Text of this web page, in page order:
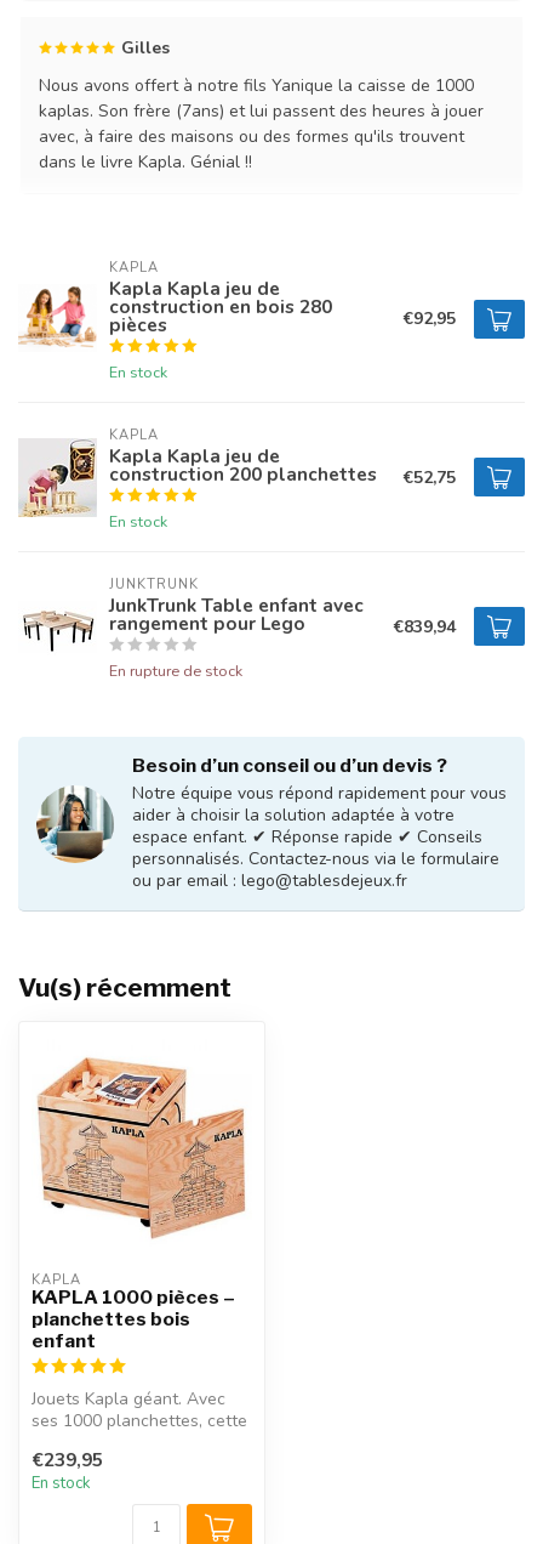
Gilles
Nous avons offert à notre fils Yanique la caisse de 1000
kaplas. Son frère (7ans) et lui passent des heures à jouer
avec, à faire des maisons ou des formes qu'ils trouvent
dans le livre Kapla. Génial !!
KAPLA
Kapla Kapla jeu de
construction en bois 280
pièces
En stock
€92,95
KAPLA
Kapla Kapla jeu de
construction 200 planchettes
En stock
€52,75
JUNKTRUNK
JunkTrunk Table enfant avec
rangement pour Lego
En rupture de stock
€839,94
Besoin d’un conseil ou d’un devis ?
Notre équipe vous répond rapidement pour vous
aider à choisir la solution adaptée à votre
espace enfant. ✔ Réponse rapide ✔ Conseils
personnalisés. Contactez-nous via le formulaire
ou par email : lego@tablesdejeux.fr
Vu(s) récemment
KAPLA
KAPLA 1000 pièces –
planchettes bois
enfant
Jouets Kapla géant. Avec
ses 1000 planchettes, cette
€239,95
En stock